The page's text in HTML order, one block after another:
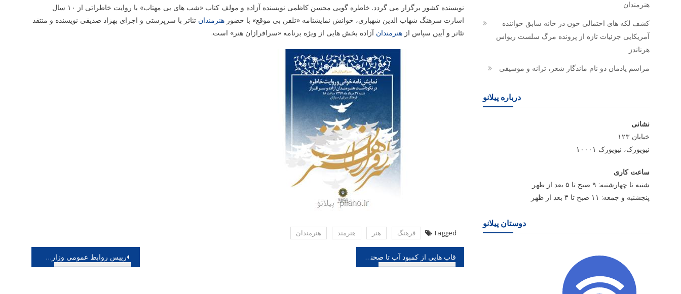
نویسنده کشور برگزار می گردد. خاطره گویی محسن کاظمی نویسنده آزاده و مولف کتاب «شب های بی مهتاب» با روایت خاطراتی از ۱۰ سال
اسارت سرهنگ شهاب الدین شهبازی، خوانش نمایشنامه «تلفن بی موقع» با حضور هنرمندان تئاتر با سرپرستی و اجرای بهزاد صدیقی نویسنده و منتقد
تئاتر و آیین سپاس از هنرمندان آزاده بخش هایی از ویژه برنامه «سرافرازان هنر» است.
Tagged فرهنگ هنر هنرمند هنرمندان
راهبری
رییس روابط عمومی وزارت ارتباطات: زبان تصویر مرز ندارد، استفاده از ظرفیت هنر قاب هایی از کمبود آب تا صحنه تئاتر آخر هفته به چه نمایشگاهی برویم؟
هنرمندان
کشف لکه های احتمالی خون در خانه سابق خواننده
آمریکایی جزئیات تازه از پرونده مرگ سلست ریواس
هرناندز
مراسم یادمان دو نام ماندگار شعر، ترانه و موسیقی
درباره پیلانو
نشانی
خیابان ۱۲۳
نیویورک، نیویورک ۱۰۰۰۱
ساعت کاری
شنبه تا چهارشنبه: ۹ صبح تا ۵ بعد از ظهر
پنجشنبه و جمعه: ۱۱ صبح تا ۳ بعد از ظهر
دوستان پیلانو